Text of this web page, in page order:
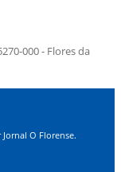
000 - Flores da
O Florense.